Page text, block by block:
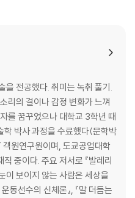
을 전공했다. 취미는 녹취 풀기.
리의 결이나 감정 변화가 느껴
를 꿈꾸었으나 대학교 3학년 때
학 박사 과정을 수료했다(문학박
원연구원이며, 도쿄공업대학
중이다. 주요 저서로 『발레리
이 보이지 않는 사람은 세상을
동선수의 신체론』, 『말 더듬는